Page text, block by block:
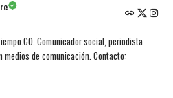
Comunicador social, periodista
medios de comunicación. Contacto: